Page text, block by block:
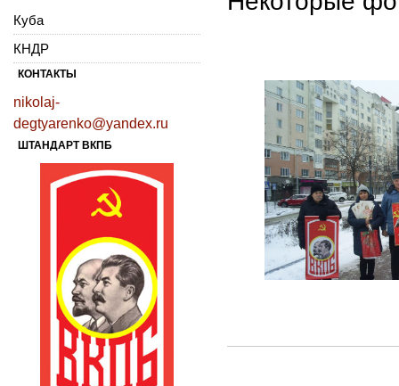
Куба
КНДР
КОНТАКТЫ
nikolaj-
degtyarenko@yandex.ru
ШТАНДАРТ ВКПБ